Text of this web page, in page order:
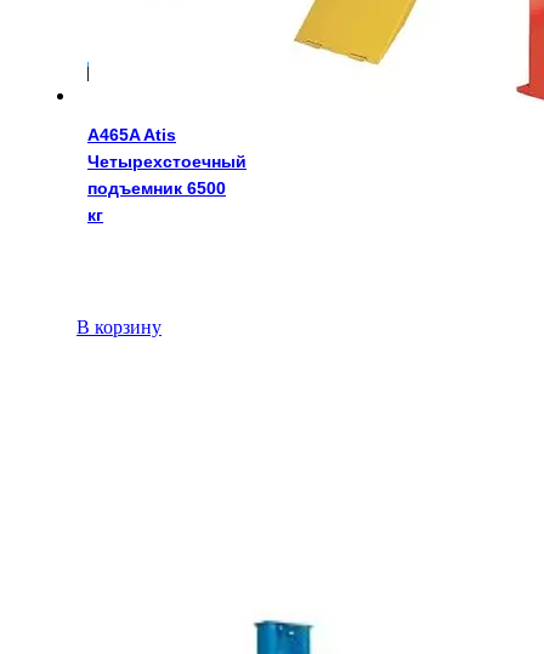
A465A Atis
Четырехстоечный
подъемник 6500
кг
В корзину